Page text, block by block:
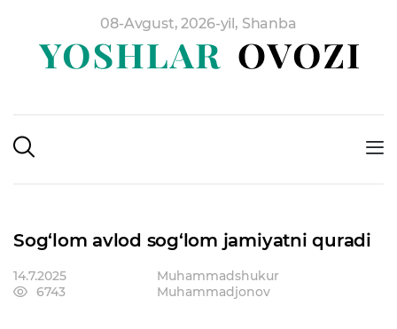
08-Avgust, 2026-yil, Shanba
Sog‘lom avlod sog‘lom jamiyatni quradi
14.7.2025
6743
Muhammadshukur
Muhammadjonov